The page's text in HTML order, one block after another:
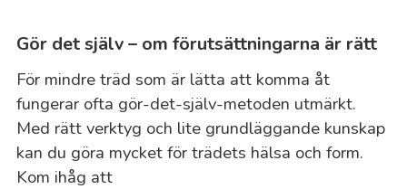
Gör det själv – om förutsättningarna är rätt
För mindre träd som är lätta att komma åt
fungerar ofta gör-det-själv-metoden utmärkt.
Med rätt verktyg och lite grundläggande kunskap
kan du göra mycket för trädets hälsa och form.
Kom ihåg att